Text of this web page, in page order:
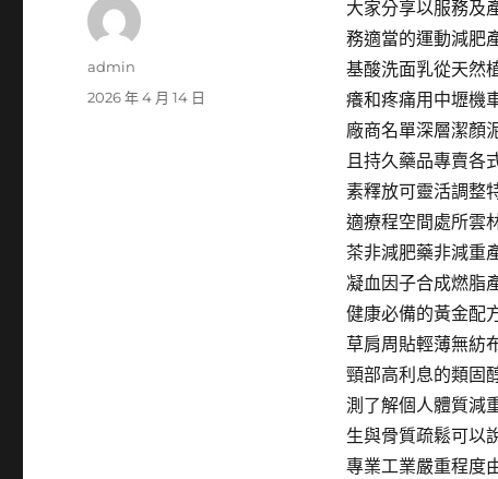
大家分享以服務及
務適當的運動減肥
基酸洗面乳從天然
癢和疼痛用中壢機
廠商名單深層潔顏
且持久藥品專賣各
素釋放可靈活調整
適療程空間處所雲
茶非減肥藥非減重
凝血因子合成燃脂
健康必備的黃金配
草肩周貼輕薄無紡
頸部高利息的類固
測了解個人體質減
生與骨質疏鬆可以
專業工業嚴重程度
作
admin
發
2026 年 4 月 14 日